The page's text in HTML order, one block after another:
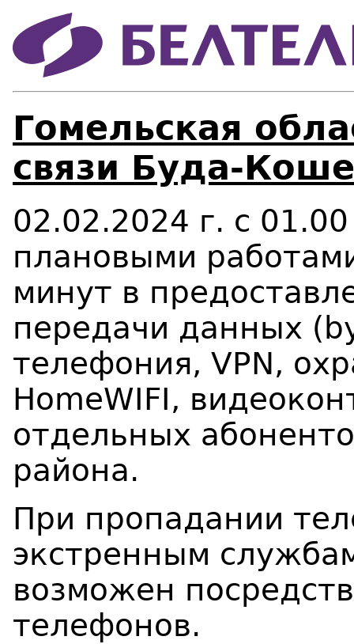
Гомельская
связи Буда-
02.02.2024 г. с
плановыми
минут в
передачи данных
телефония, VPN,
HomeWIFI,
отдельных
района.
При пропадании
экстренным
возможен
телефонов.